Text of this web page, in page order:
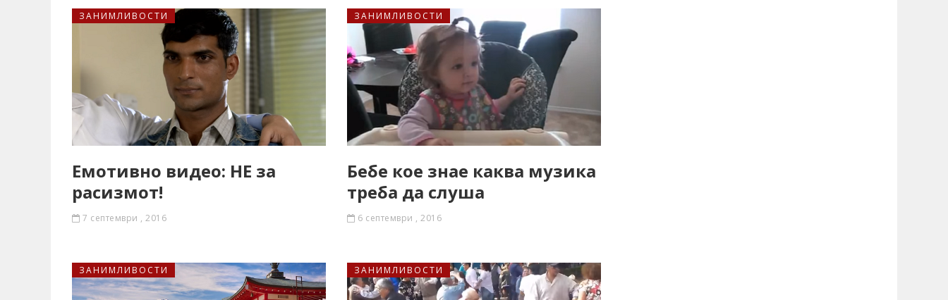
ЗАНИМЛИВОСТИ
Емотивно видео: НЕ за
расизмот!
7 септември , 2016
ЗАНИМЛИВОСТИ
Бебе кое знае каква музика
треба да слуша
6 септември , 2016
ЗАНИМЛИВОСТИ ЗАНИМЛИВОСТИ